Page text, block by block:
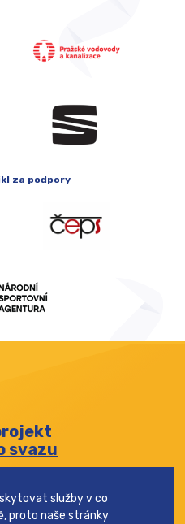
za podpory
svazu
služby v co
proto naše stránky